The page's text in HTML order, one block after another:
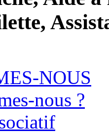
NOUS
nous ?